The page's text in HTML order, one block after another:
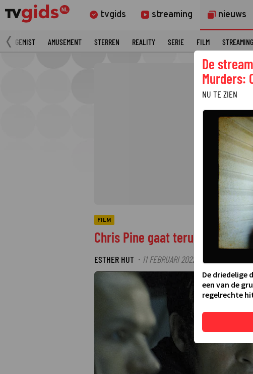
tvgids streaming nieuws
GEMIST AMUSEMENT STERREN REALITY SERIE FILM STREAMING
FILM
Chris Pine gaat terug in de tijd
ESTHER HUT · 11 FEBRUARI 2022 22:32 ·
De
Murders:
NU TE ZIEN
De driedelige
een van de
regelrechte